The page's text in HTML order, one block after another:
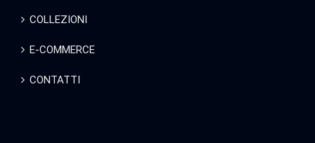
COLLEZIONI
E-COMMERCE
CONTATTI